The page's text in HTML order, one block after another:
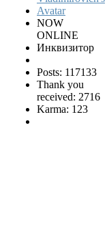
NOW
ONLINE
Инквизитор
Posts: 117133
Thank you
received: 2716
Karma: 123